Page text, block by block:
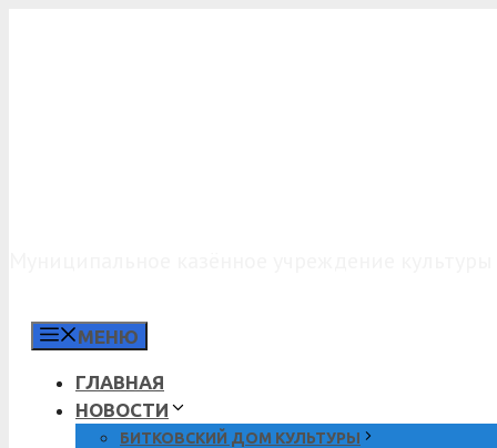
МЕНЮ
ГЛАВНАЯ
НОВОСТИ
БИТКОВСКИЙ ДОМ КУЛЬТУРЫ